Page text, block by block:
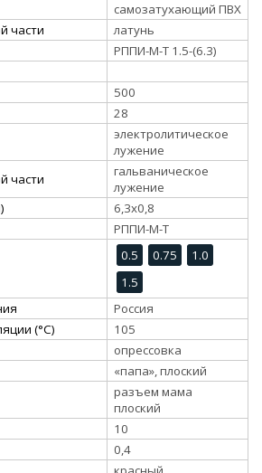
самозатухающий ПВХ
части
латунь
РППИ-М-Т 1.5-(6.3)
500
28
электролитическое
лужение
части
гальваническое
лужение
6,3x0,8
РППИ-М-Т
0.5 0.75
1.0
1.5
Россия
(°C)
105
опрессовка
«папа», плоский
разъем мама
плоский
10
0,4